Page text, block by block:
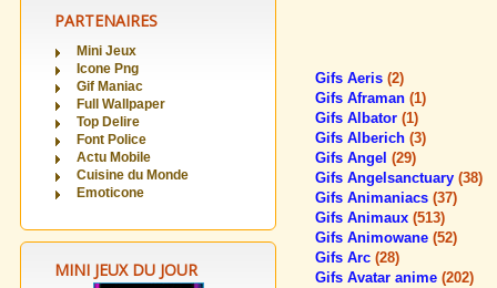
PARTENAIRES
Mini Jeux
Icone Png
Gif Maniac
Full Wallpaper
Top Delire
Font Police
Actu Mobile
Cuisine du Monde
Emoticone
MINI JEUX DU JOUR
Gifs Aeris (2)
Gifs Aframan (1)
Gifs Albator (1)
Gifs Alberich (3)
Gifs Angel (29)
Gifs Angelsanctuary (38)
Gifs Animaniacs (37)
Gifs Animaux (513)
Gifs Animowane (52)
Gifs Arc (28)
Gifs Avatar anime (202)